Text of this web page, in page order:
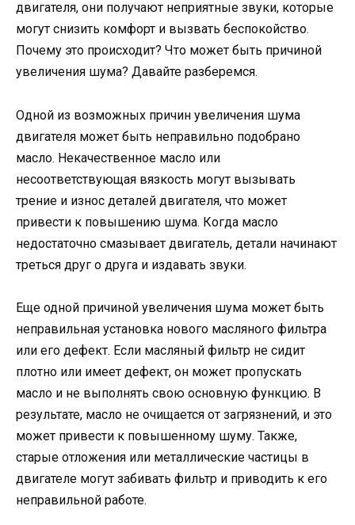
двигателя, они получают неприятные звуки, которые
могут снизить комфорт и вызвать беспокойство.
Почему это происходит? Что может быть причиной
увеличения шума? Давайте разберемся.
Одной из возможных причин увеличения шума
двигателя может быть неправильно подобрано
масло. Некачественное масло или
несоответствующая вязкость могут вызывать
трение и износ деталей двигателя, что может
привести к повышению шума. Когда масло
недостаточно смазывает двигатель, детали начинают
треться друг о друга и издавать звуки.
Еще одной причиной увеличения шума может быть
неправильная установка нового масляного фильтра
или его дефект. Если масляный фильтр не сидит
плотно или имеет дефект, он может пропускать
масло и не выполнять свою основную функцию. В
результате, масло не очищается от загрязнений, и это
может привести к повышенному шуму. Также,
старые отложения или металлические частицы в
двигателе могут забивать фильтр и приводить к его
неправильной работе.